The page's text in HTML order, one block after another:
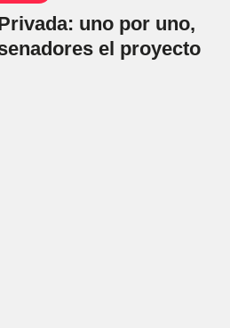
uno por uno,
el proyecto